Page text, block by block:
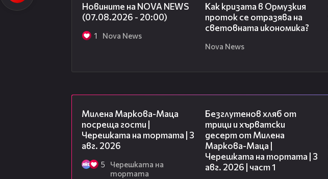
Новините на NOVA NEWS
(07.08.2026 - 20:00)
1 Nova News
Как кризата в Ормузкия
проток се отразява на
световната икономика?
Nova News
Милена Маркова-Маца
посреща гости |
Черешката на тортата | 3
авг. 2026
5
Черешката на
тортата
Безглутенов хляб от
трици и хърватски
десерт от Милена
Маркова-Маца |
Черешката на тортата | 3
авг. 2026 | част 1